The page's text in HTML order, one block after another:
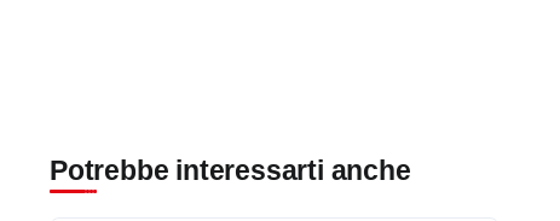
Potrebbe interessarti anche